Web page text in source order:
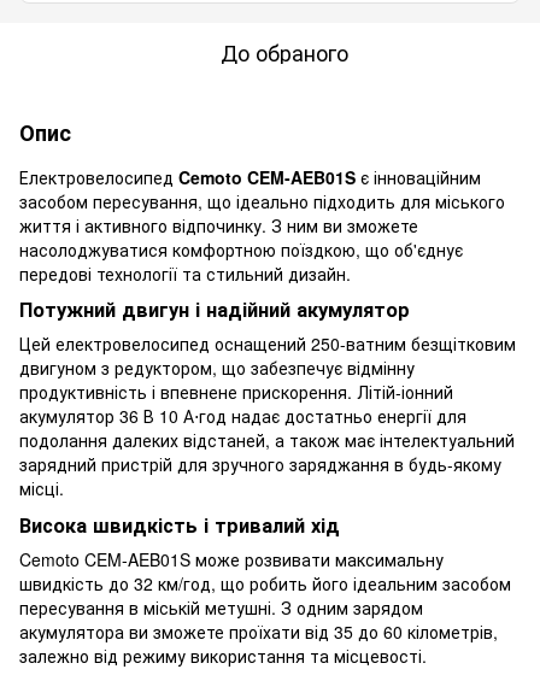
До обраного
Опис
Електровелосипед Cemoto CEM-AEB01S є інноваційним
засобом пересування, що ідеально підходить для міського
життя і активного відпочинку. З ним ви зможете
насолоджуватися комфортною поїздкою, що об'єднує
передові технології та стильний дизайн.
Потужний двигун і надійний акумулятор
Цей електровелосипед оснащений 250-ватним безщітковим
двигуном з редуктором, що забезпечує відмінну
продуктивність і впевнене прискорення. Літій-іонний
акумулятор 36 В 10 А⋅год надає достатньо енергії для
подолання далеких відстаней, а також має інтелектуальний
зарядний пристрій для зручного заряджання в будь-якому
місці.
Висока швидкість і тривалий хід
Cemoto CEM-AEB01S може розвивати максимальну
швидкість до 32 км/год, що робить його ідеальним засобом
пересування в міській метушні. З одним зарядом
акумулятора ви зможете проїхати від 35 до 60 кілометрів,
залежно від режиму використання та місцевості.